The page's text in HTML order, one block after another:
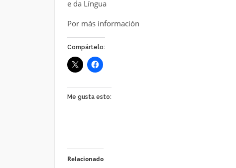
e da Língua
Por más información
Compártelo:
Me gusta esto:
Relacionado